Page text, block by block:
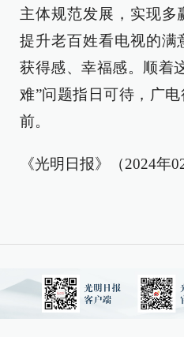
主体规范发展，实现多
提升老百姓看电视的满
获得感、幸福感。顺着
难”问题指日可待，广
前。
《光明日报》（2024年